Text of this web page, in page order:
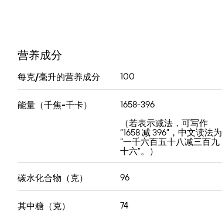
营养成分
每克/毫升的营养成分 100
能量（千焦-千卡）
1658-396
（若表示减法，可写作
“1658 减 396”，中文读法为
“一千六百五十八减三百九
十六”。）
碳水化合物（克） 96
其中糖（克） 74